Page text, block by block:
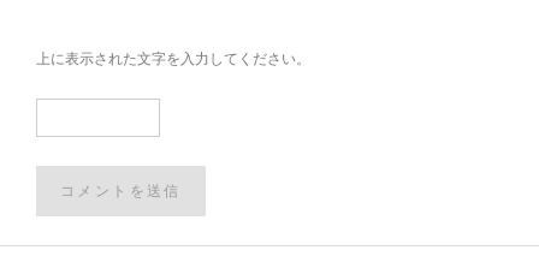
上に表示された文字を入力してください。